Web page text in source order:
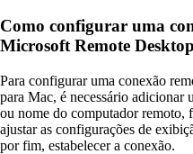
Como configurar uma
Microsoft Remote
Para configurar uma conexão
para Mac, é necessário adicionar
ou nome do computador remoto,
ajustar as configurações de
por fim, estabelecer a conexão.